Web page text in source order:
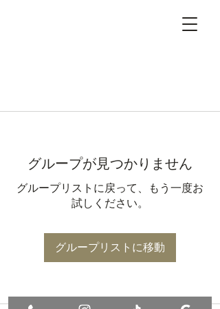
グループが見つかりません
グループリストに戻って、もう一度お
試しください。
グループリストに移動